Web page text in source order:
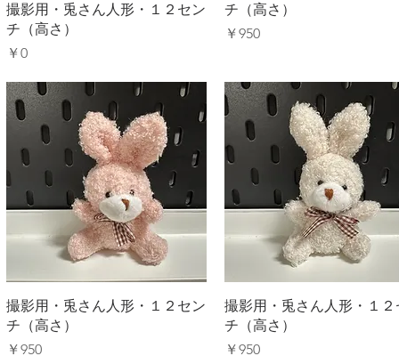
撮影用・兎さん人形・１２セン
チ（高さ）
価格
￥0
チ（高さ）
価格
￥950
クイックビュー
撮影用・兎さん人形・１２セン
チ（高さ）
価格
￥950
クイックビュー
撮影用・兎さん人形・１２
チ（高さ）
価格
￥950